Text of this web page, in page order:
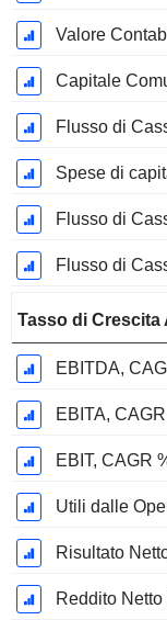
Capitale
Flusso di
Spese di
Tasso di
EBITDA,
EBITA,
EBIT, CAGR
Risultato
Reddito